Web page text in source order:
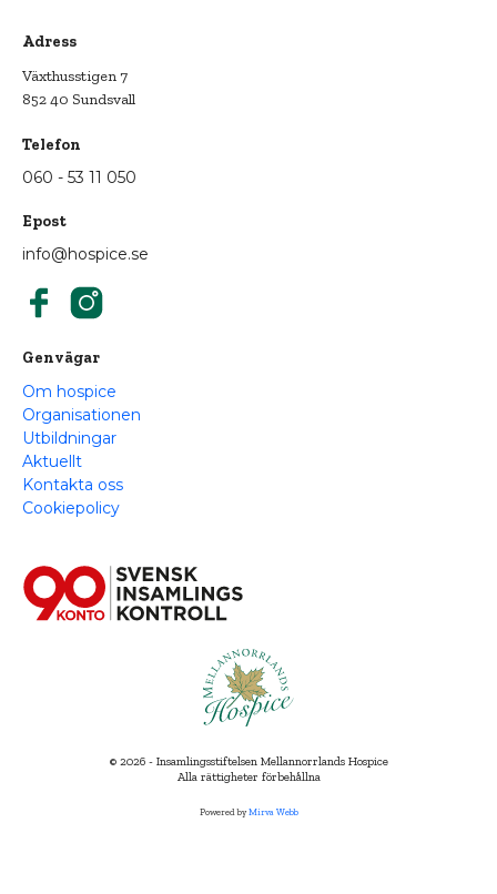
Genvägar
Om hospice
Organisationen
Utbildningar
Aktuellt
Kontakta oss
Cookiepolicy
Adress
Växthusstigen 7
852 40 Sundsvall
Telefon
060 - 53 11 050
Epost
info@hospice.se
© 2026 - Insamlingsstiftelsen Mellannorrlands Hospice
Alla rättigheter förbehållna
Powered by Mirva Webb